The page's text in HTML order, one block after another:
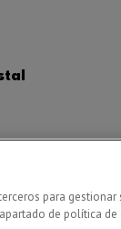
© | Telf: +34
para
de política